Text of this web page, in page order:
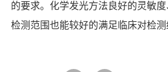
的要求。化学发光方法良好的灵敏
检测范围也能较好的满足临床对检测